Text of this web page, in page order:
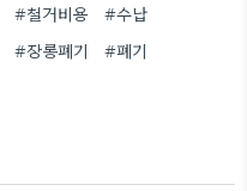
#철거비용
#수납
#장롱폐기
#폐기